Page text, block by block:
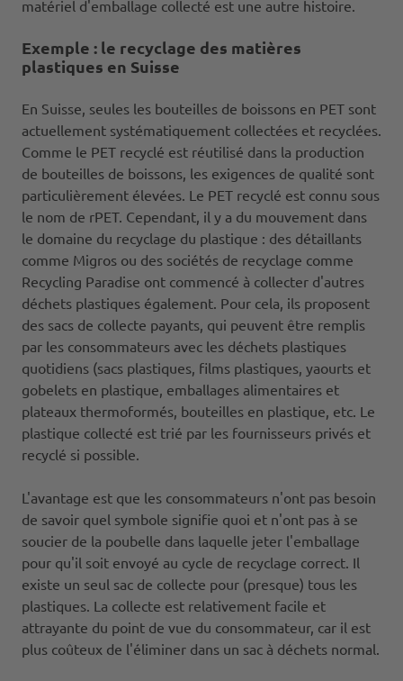
matériel d'emballage collecté est une autre histoire.
Exemple : le recyclage des matières
plastiques en Suisse
En Suisse, seules les bouteilles de boissons en PET sont
actuellement systématiquement collectées et recyclées.
Comme le PET recyclé est réutilisé dans la production
de bouteilles de boissons, les exigences de qualité sont
particulièrement élevées. Le PET recyclé est connu sous
le nom de rPET. Cependant, il y a du mouvement dans
le domaine du recyclage du plastique : des détaillants
comme Migros ou des sociétés de recyclage comme
Recycling Paradise ont commencé à collecter d'autres
déchets plastiques également. Pour cela, ils proposent
des sacs de collecte payants, qui peuvent être remplis
par les consommateurs avec les déchets plastiques
quotidiens (sacs plastiques, films plastiques, yaourts et
gobelets en plastique, emballages alimentaires et
plateaux thermoformés, bouteilles en plastique, etc. Le
plastique collecté est trié par les fournisseurs privés et
recyclé si possible.
L'avantage est que les consommateurs n'ont pas besoin
de savoir quel symbole signifie quoi et n'ont pas à se
soucier de la poubelle dans laquelle jeter l'emballage
pour qu'il soit envoyé au cycle de recyclage correct. Il
existe un seul sac de collecte pour (presque) tous les
plastiques. La collecte est relativement facile et
attrayante du point de vue du consommateur, car il est
plus coûteux de l'éliminer dans un sac à déchets normal.